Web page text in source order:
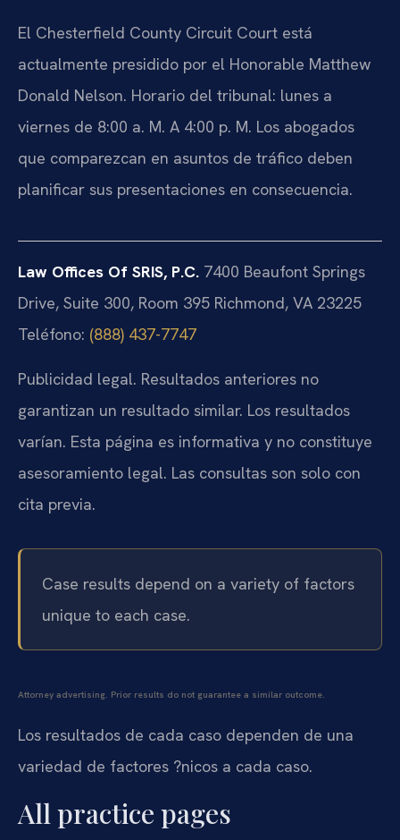
El Chesterfield County Circuit Court está
actualmente presidido por el Honorable Matthew
Donald Nelson. Horario del tribunal: lunes a
viernes de 8:00 a. M. A 4:00 p. M. Los abogados
que comparezcan en asuntos de tráfico deben
planificar sus presentaciones en consecuencia.
Law Offices Of SRIS, P.C. 7400 Beaufont Springs
Drive, Suite 300, Room 395 Richmond, VA 23225
Teléfono: (888) 437-7747
Publicidad legal. Resultados anteriores no
garantizan un resultado similar. Los resultados
varían. Esta página es informativa y no constituye
asesoramiento legal. Las consultas son solo con
cita previa.
Case results depend on a variety of factors
unique to each case.
Attorney advertising. Prior results do not guarantee a similar outcome.
Los resultados de cada caso dependen de una
variedad de factores ?nicos a cada caso.
All practice pages